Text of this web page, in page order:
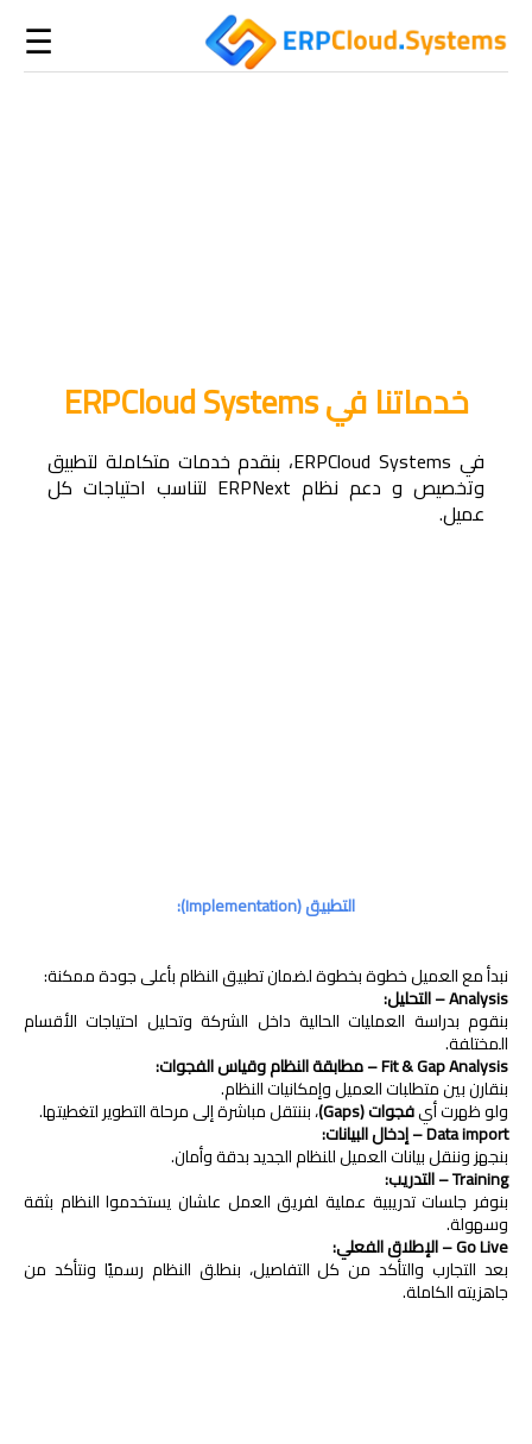
☰
خدماتنا في ERPCloud Systems
في ERPCloud Systems، بنقدم خدمات متكاملة لتطبيق
وتخصيص و دعم نظام ERPNext لتناسب احتياجات كل
عميل.
التطبيق (Implementation):
نبدأ مع العميل خطوة بخطوة لضمان تطبيق النظام بأعلى جودة ممكنة:
Analysis – التحليل:
بنقوم بدراسة العمليات الحالية داخل الشركة وتحليل احتياجات الأقسام
المختلفة.
Fit & Gap Analysis – مطابقة النظام وقياس الفجوات:
بنقارن بين متطلبات العميل وإمكانيات النظام.
ولو ظهرت أيفجوات (Gaps) ، بننتقل مباشرة إلى مرحلة التطوير لتغطيتها.
Data import – إدخال البيانات:
بنجهز وننقل بيانات العميل للنظام الجديد بدقة وأمان.
Training – التدريب:
بنوفر جلسات تدريبية عملية لفريق العمل علشان يستخدموا النظام بثقة
وسهولة.
Go Live – الإطلاق الفعلي:
بعد التجارب والتأكد من كل التفاصيل، بنطلق النظام رسميًا ونتأكد من
جاهزيته الكاملة.